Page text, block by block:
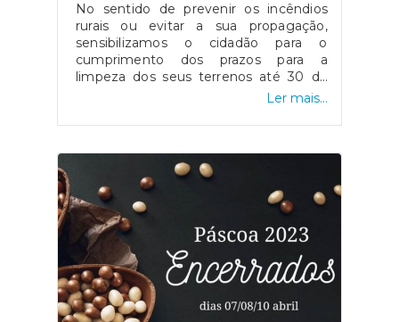
No sentido de prevenir os incêndios
rurais ou evitar a sua propagação,
sensibilizamos o cidadão para o
cumprimento dos prazos para a
limpeza dos seus terrenos até 30 de
#municipiodebarcelos #ambiente
Ler mais...